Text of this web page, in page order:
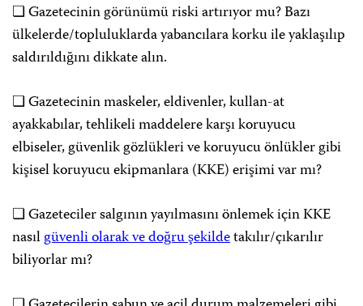
❏ Gazetecinin görünümü riski artırıyor mu? Bazı
ülkelerde/topluluklarda yabancılara korku ile yaklaşılıp
saldırıldığını dikkate alın.
❏ Gazetecinin maskeler, eldivenler, kullan-at
ayakkabılar, tehlikeli maddelere karşı koruyucu
elbiseler, güvenlik gözlükleri ve koruyucu önlükler gibi
kişisel koruyucu ekipmanlara (KKE) erişimi var mı?
❏ Gazeteciler salgının yayılmasını önlemek için KKE
nasılgüvenli olarak ve doğru şekildetakılır/çıkarılır
biliyorlar mı?